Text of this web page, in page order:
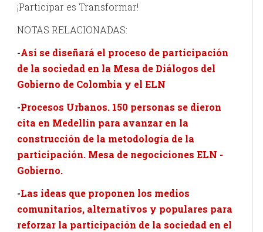
¡Participar es Transformar!
NOTAS RELACIONADAS:
-Así se diseñará el proceso de participación
de la sociedad en la Mesa de Diálogos del
Gobierno de Colombia y el ELN
-Procesos Urbanos. 150 personas se dieron
cita en Medellin para avanzar en la
construcción de la metodología de la
participación. Mesa de negociciones ELN -
Gobierno.
-Las ideas que proponen los medios
comunitarios, alternativos y populares para
reforzar la participación de la sociedad en el